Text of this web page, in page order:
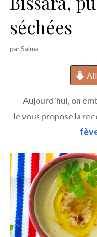
séchées
parSalma
Aujourd’hui, on
Je vous propose la